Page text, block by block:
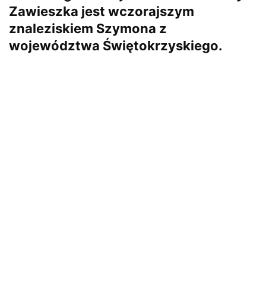
Zawieszka jest wczorajszym
znaleziskiem Szymona z
województwa Świętokrzyskiego.